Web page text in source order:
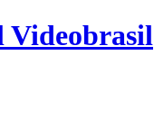
Videobrasil